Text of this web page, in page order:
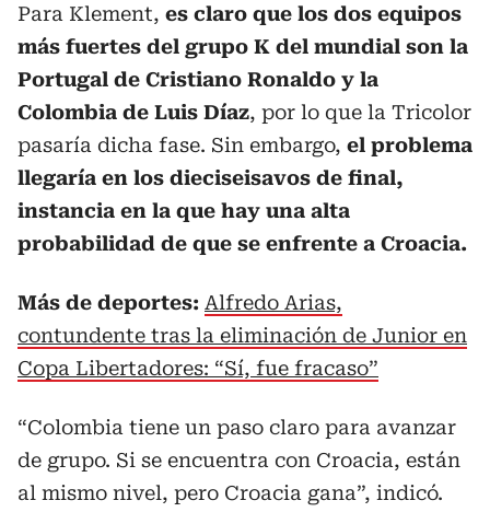
Para Klement, es claro que los dos equipos
más fuertes del grupo K del mundial son la
Portugal de Cristiano Ronaldo y la
Colombia de Luis Díaz, por lo que la Tricolor
pasaría dicha fase. Sin embargo, el problema
llegaría en los dieciseisavos de final,
instancia en la que hay una alta
probabilidad de que se enfrente a Croacia.
Más de deportes: Alfredo Arias,
contundente tras la eliminación de Junior en
Copa Libertadores: “Sí, fue fracaso”
“Colombia tiene un paso claro para avanzar
de grupo. Si se encuentra con Croacia, están
al mismo nivel, pero Croacia gana”, indicó.